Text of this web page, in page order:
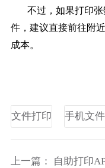
不过，如果打印
件，建议直接前往附
成本。
文件打印 手机文
上一篇：
自助打印